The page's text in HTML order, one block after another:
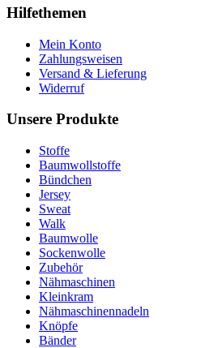
Hilfethemen
Mein Konto
Zahlungsweisen
Versand & Lieferung
Widerruf
Unsere Produkte
Stoffe
Baumwollstoffe
Bündchen
Jersey
Sweat
Walk
Baumwolle
Sockenwolle
Zubehör
Nähmaschinen
Kleinkram
Nähmaschinennadeln
Knöpfe
Bänder